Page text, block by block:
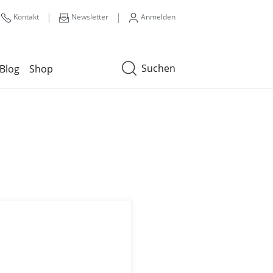
Suchen
Shop
Kontakt | Newsletter | Anmelden